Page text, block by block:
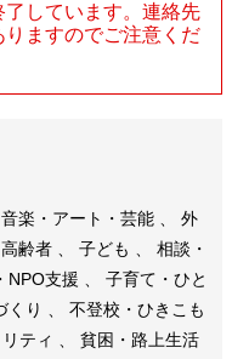
しています。連絡先
ますのでご注意くだ
楽・アート・芸能 、 外
齢者 、 子ども 、 相談・
支援 、 子育て・ひと
くり 、 不登校・ひきこも
ティ 、 貧困・路上生活